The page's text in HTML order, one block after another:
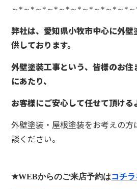
～ * ～ * ～ * ～ * ～ * ～ * ～ * ～ * ～ * ～ * ～
弊社は、愛知県小牧市中心に外
供しております。
外壁塗装工事という、皆様のお住
にあたり、
お客様にご安心して任せて頂け
外壁塗装・屋根塗装をお考えの
談ください。
★WEBからのご来店予約はコチ